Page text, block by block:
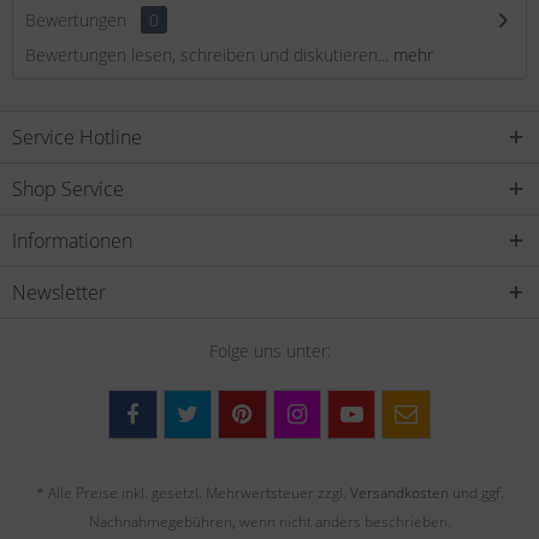
Bewertungen
0
Bewertungen lesen, schreiben und diskutieren... mehr
Service Hotline
Shop Service
Informationen
Newsletter
Folge uns unter:
* Alle Preise inkl. gesetzl. Mehrwertsteuer zzgl. Versandkosten und ggf.
Nachnahmegebühren, wenn nicht anders beschrieben.